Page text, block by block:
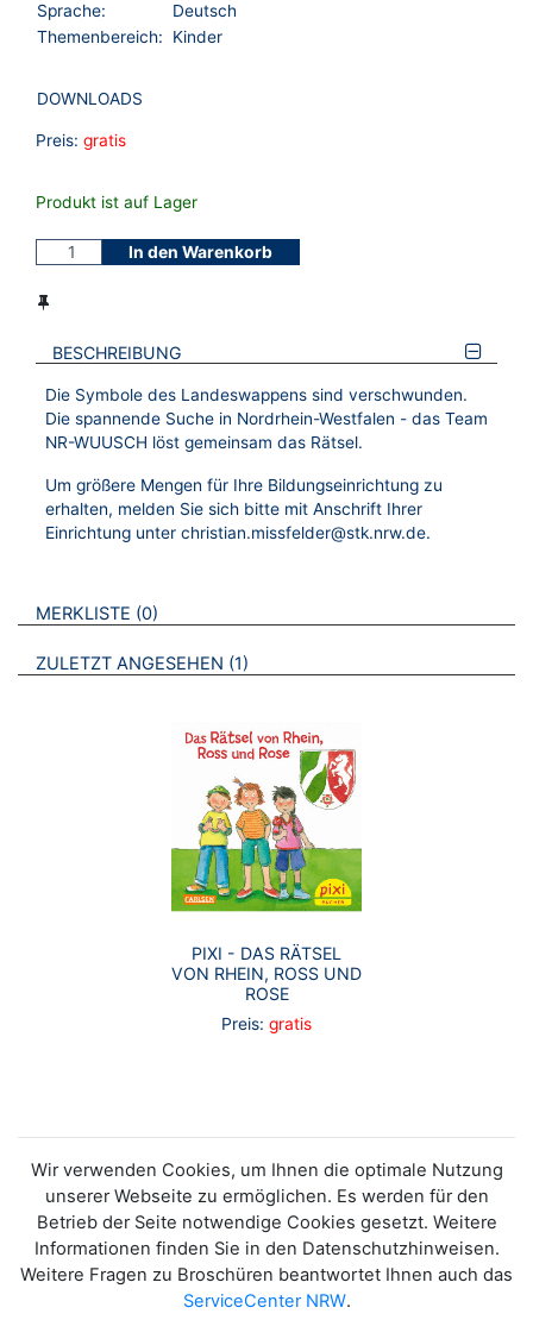
Sprache:
Deutsch
Themenbereich:
Kinder
DOWNLOADS
Preis: gratis
Produkt ist auf Lager
In den Warenkorb
BESCHREIBUNG
Die Symbole des Landeswappens sind verschwunden.
Die spannende Suche in Nordrhein-Westfalen - das Team
NR-WUUSCH löst gemeinsam das Rätsel.
Um größere Mengen für Ihre Bildungseinrichtung zu
erhalten, melden Sie sich bitte mit Anschrift Ihrer
Einrichtung unter christian.missfelder@stk.nrw.de.
VERWEISE AUF VERMERKTE- ODER ZULETZT ANGESEHENE
MERKLISTE 0 BROSCHÜREN
ZULETZT ANGESEHEN 1 BROSCHÜREN
PIXI - DAS RÄTSEL
VON RHEIN, ROSS UND
ROSE
Preis: gratis
Wir verwenden Cookies, um Ihnen die optimale Nutzung
unserer Webseite zu ermöglichen. Es werden für den
Betrieb der Seite notwendige Cookies gesetzt. Weitere
Informationen finden Sie in den Datenschutzhinweisen.
Weitere Fragen zu Broschüren beantwortet Ihnen auch das
ServiceCenter NRW.